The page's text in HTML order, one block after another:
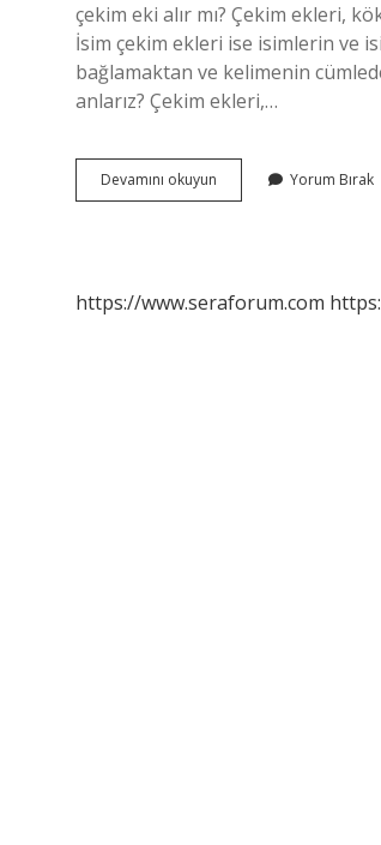
çekim eki alır mı? Çekim ekleri,
İsim çekim ekleri ise isimlerin ve
bağlamaktan ve kelimenin
anlarız? Çekim ekleri,…
Devamını okuyun
Halleri
Yorum Bırak
https://www.seraforum.com